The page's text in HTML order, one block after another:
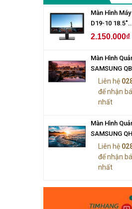
Màn Hình
D19-10
2.150.000₫
Màn Hình
SAMSUNG
Liên hệ
để nhận
nhất
Màn Hình
SAMSUNG
Liên hệ
để nhận
nhất